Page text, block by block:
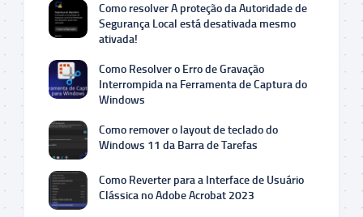
Como resolver A proteção da Autoridade de
Segurança Local está desativada mesmo
ativada!
Como Resolver o Erro de Gravação
Interrompida na Ferramenta de Captura do
Windows
Como remover o layout de teclado do
Windows 11 da Barra de Tarefas
Como Reverter para a Interface de Usuário
Clássica no Adobe Acrobat 2023